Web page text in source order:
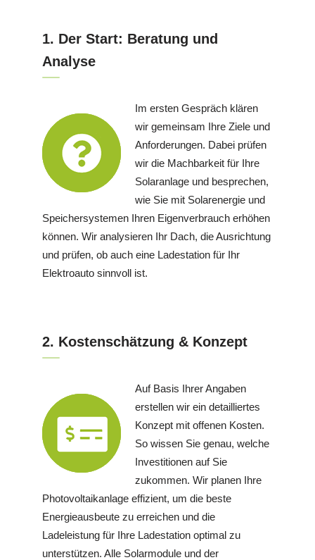
1. Der Start: Beratung und
Analyse
Im ersten Gespräch klären
wir gemeinsam Ihre Ziele und
Anforderungen. Dabei prüfen
wir die Machbarkeit für Ihre
Solaranlage und besprechen,
wie Sie mit Solarenergie und
Speichersystemen Ihren Eigenverbrauch erhöhen
können. Wir analysieren Ihr Dach, die Ausrichtung
und prüfen, ob auch eine Ladestation für Ihr
Elektroauto sinnvoll ist.
2. Kostenschätzung & Konzept
Auf Basis Ihrer Angaben
erstellen wir ein detailliertes
Konzept mit offenen Kosten.
So wissen Sie genau, welche
Investitionen auf Sie
zukommen. Wir planen Ihre
Photovoltaikanlage effizient, um die beste
Energieausbeute zu erreichen und die
Ladeleistung für Ihre Ladestation optimal zu
unterstützen. Alle Solarmodule und der